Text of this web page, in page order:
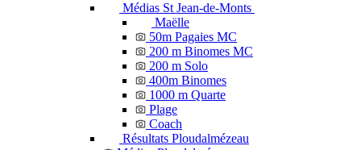
Médias St Jean-de-Monts
Maëlle
50m Pagaies MC
200 m Binomes MC
200 m Solo
400m Binomes
1000 m Quarte
Plage
Coach
Résultats Ploudalmézeau